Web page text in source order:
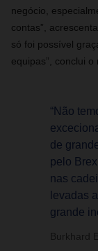
negócio,
contas”,
só foi possível
equipas”, conclui o
“Não
de
pelo
nas
levadas
grande
Burkhard